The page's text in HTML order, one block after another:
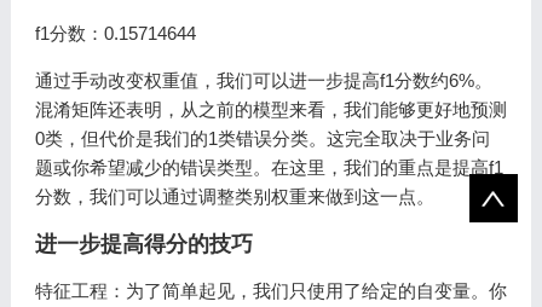
f1分数：0.15714644
通过手动改变权重值，我们可以进一步提高f1分数约6%。
混淆矩阵还表明，从之前的模型来看，我们能够更好地预测
0类，但代价是我们的1类错误分类。这完全取决于业务问
题或你希望减少的错误类型。在这里，我们的重点是提高f1
分数，我们可以通过调整类别权重来做到这一点。
进一步提高得分的技巧
特征工程：为了简单起见，我们只使用了给定的自变量。你